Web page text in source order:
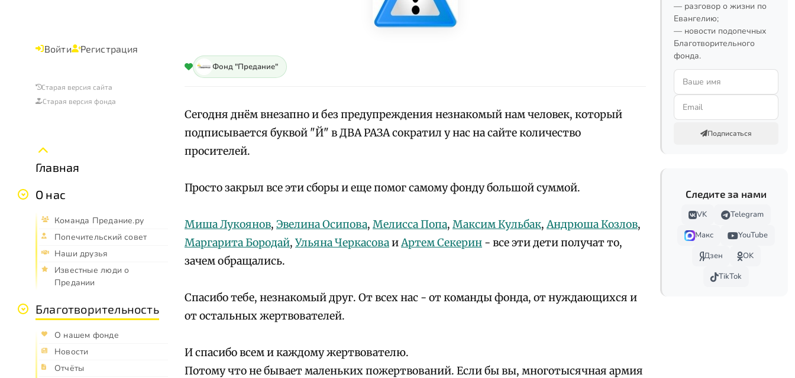
Войти Регистрация
Старая версия сайта
Старая версия фонда
Главная
О нас
Команда Предание.ру
Попечительский совет
Наши друзья
Известные люди о
Предании
Благотворительность
О нашем фонде
Новости
Отчёты
Фонд "Предание"
Сегодня днём внезапно и без предупреждения незнакомый нам человек, который
подписывается буквой "Й" в ДВА РАЗА сократил у нас на сайте количество
просителей.
Просто закрыл все эти сборы и еще помог самому фонду большой суммой.
Миша Лукоянов, Эвелина Осипова, Мелисса Попа, Максим Кульбак,Андрюша Козлов,
Маргарита Бородай,Ульяна ЧеркасоваиАртем Секерин - все эти дети получат то,
зачем обращались.
Спасибо тебе, незнакомый друг. От всех нас - от команды фонда, от нуждающихся и
от остальных жертвователей.
И спасибо всем и каждому жертвователю.
Потому что не бывает маленьких пожертвований. Если бы вы, многотысячная армия
— разговор о жизни по
Евангелию;
— новости подопечных
Благотворительного
фонда.
Подписаться
Следите за нами
VK
Telegram
Макс
YouTube
Дзен
OK
TikTok